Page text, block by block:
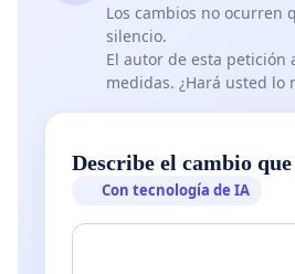
* Horas de baja ocupación: de
Los cambios no ocurren
silencio.
El autor de esta petición
medidas. ¿Hará usted lo
Describe el cambio
Con tecnología de IA